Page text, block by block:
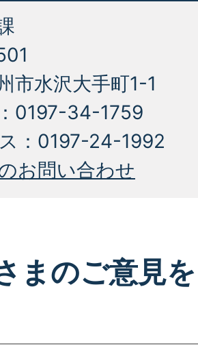
市水沢大手町1-1
0197-34-1759
：0197-24-1992
お問い合わせ
まのご意見